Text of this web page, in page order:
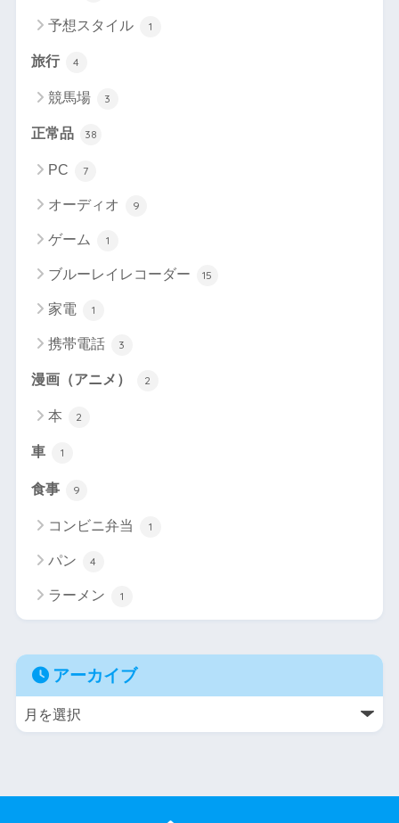
予想スタイル 1
旅行 4
競馬場 3
正常品 38
PC 7
オーディオ 9
ゲーム 1
ブルーレイレコーダー 15
家電 1
携帯電話 3
漫画（アニメ） 2
本 2
車 1
食事 9
コンビニ弁当 1
パン 4
ラーメン 1
アーカイブ